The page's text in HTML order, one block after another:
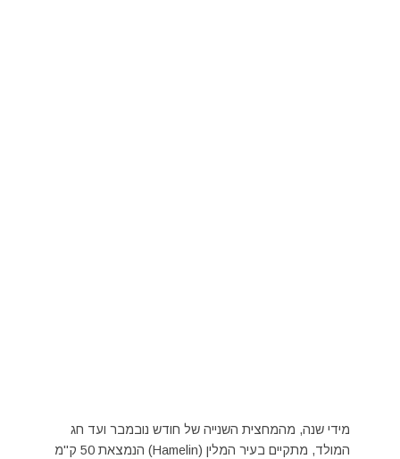
מידי שנה, מהמחצית השנייה של חודש נובמבר ועד חג
המולד, מתקיים בעיר המלין (Hamelin) הנמצאת 50 ק"מ